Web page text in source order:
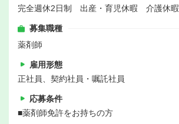
完全週休2日制 出産・育児休暇 介護休暇
募集職種
薬剤師
雇用形態
正社員、契約社員・嘱託社員
応募条件
■薬剤師免許をお持ちの方